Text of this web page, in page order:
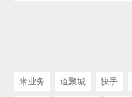
米业务 道聚城 快手